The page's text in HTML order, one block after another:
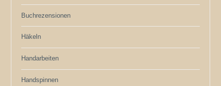
Buchrezensionen
Häkeln
Handarbeiten
Handspinnen